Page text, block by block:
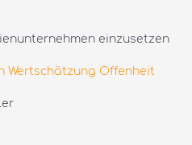
einzusetzen
Wertschätzung Offenheit